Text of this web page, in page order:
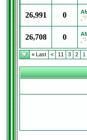
0
26,991
0
26,708
1
2
3
11
>
Last »